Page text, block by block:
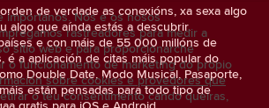
de verdade as conexións, xa sexa algo
algo que aínda estás a descubrir.
e con máis de 55 000 millóns de
é a aplicación de citas máis popular do
Double Date, Modo Musical, Pasaporte,
están pensadas para todo tipo de
impórtanos. Nós e os nosos
rastreadores para medir a
sitio web e para proporcionarche
o funcionamento de marketing do propio
sobre cookies e provedores que
o teu consentimento cando queiras,